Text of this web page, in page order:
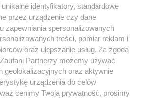
Katowice 2
prywatności regulamin korzystania z portali
Skontakuj sięz nami
Kontakt
Wydawca
Redakcja
identyfikatory, standardowe
przez urządzenie czy dane
zapewniania spersonalizowanych
treści, pomiar reklam i
oraz ulepszanie usług. Za zgodą
Partnerzy możemy używać
geolokalizacyjnych oraz aktywnie
urządzenia do celów
cenimy Twoją prywatność, prosimy